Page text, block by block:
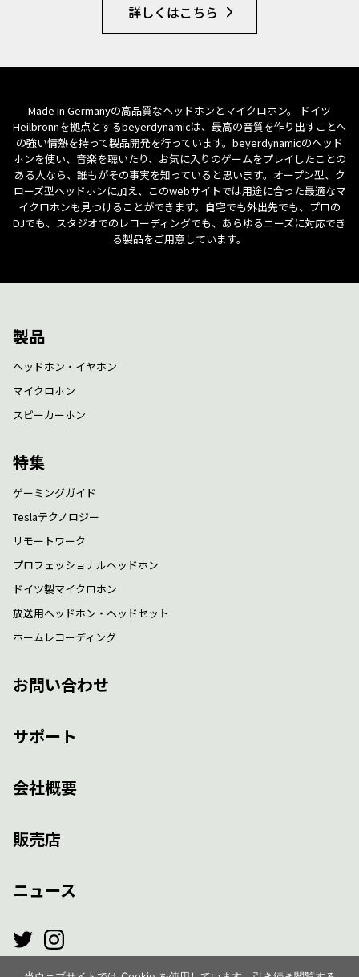
詳しくはこちら
Made In Germanyの高品質なヘッドホンとマイクロホン。 ドイツ
Heilbronnを拠点とするbeyerdynamicは、最高の音質を作り出すことへ
の強い情熱を持って製品開発を行っています。beyerdynamicのヘッド
ホンを使い、音楽を聴いたり、お気に入りのゲームをプレイしたことの
ある人なら、誰もがその事実を知っていると思います。オープン型、ク
ローズ型ヘッドホンに加え、このwebサイトでは用途に合った最適なマ
イクロホンも見つけることができます。自宅でも外出先でも、プロの
DJでも、スタジオでのレコーディングでも、あらゆるニーズに対応でき
る製品をご用意しています。
製品
ヘッドホン・イヤホン
マイクロホン
スピーカーホン
特集
ゲーミングガイド
Teslaテクノロジー
リモートワーク
プロフェッショナルヘッドホン
ドイツ製マイクロホン
放送用ヘッドホン・ヘッドセット
ホームレコーディング
お問い合わせ
サポート
会社概要
販売店
ニュース